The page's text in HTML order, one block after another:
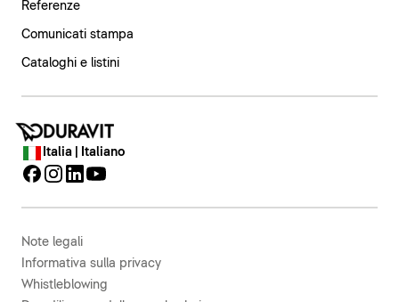
Referenze
Comunicati stampa
Cataloghi e listini
Italia | Italiano
Note legali
Informativa sulla privacy
Whistleblowing